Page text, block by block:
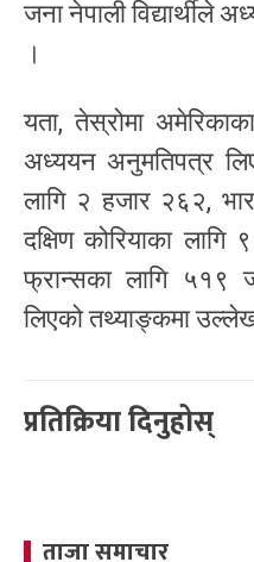
जना नेपाली विद्यार्थीले
।
यता, तेस्रोमा
अध्ययन अनुमतिपत्र
लागि २ हजार २६२,
दक्षिण कोरियाका
फ्रान्सका लागि ५१९
लिएको तथ्याङ्कमा
प्रतिक्रिया दिनुहोस्
ताजा समाचार